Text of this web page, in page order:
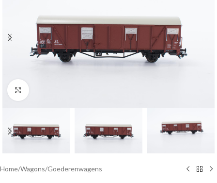
Home/Wagons/Goederenwagens